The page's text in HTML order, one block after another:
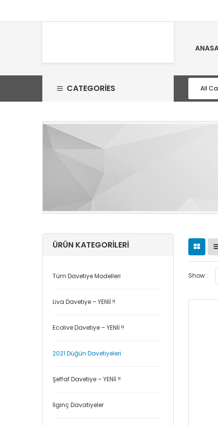
CATEGORIES
ÜRÜN KATEGORILERI
Tüm Davetiye Modelleri
Liva Davetiye – YENİİ !!
Ecolive Davetiye – YENİİ !!
2021 Düğün Davetiyeleri
Şeffaf Davetiye – YENİİ !!
İlginç Davatiyeler
Show :